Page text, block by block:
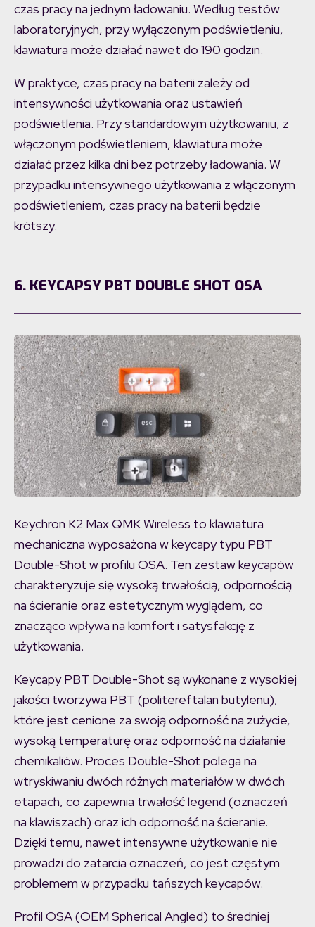
czas pracy na jednym ładowaniu. Według testów
laboratoryjnych, przy wyłączonym podświetleniu,
klawiatura może działać nawet do 190 godzin.
W praktyce, czas pracy na baterii zależy od
intensywności użytkowania oraz ustawień
podświetlenia. Przy standardowym użytkowaniu, z
włączonym podświetleniem, klawiatura może
działać przez kilka dni bez potrzeby ładowania. W
przypadku intensywnego użytkowania z włączonym
podświetleniem, czas pracy na baterii będzie
krótszy.
6. KEYCAPSY PBT DOUBLE SHOT OSA
Keychron K2 Max QMK Wireless to klawiatura
mechaniczna wyposażona w keycapy typu PBT
Double-Shot w profilu OSA. Ten zestaw keycapów
charakteryzuje się wysoką trwałością, odpornością
na ścieranie oraz estetycznym wyglądem, co
znacząco wpływa na komfort i satysfakcję z
użytkowania.
Keycapy PBT Double-Shot są wykonane z wysokiej
jakości tworzywa PBT (politereftalan butylenu),
które jest cenione za swoją odporność na zużycie,
wysoką temperaturę oraz odporność na działanie
chemikaliów. Proces Double-Shot polega na
wtryskiwaniu dwóch różnych materiałów w dwóch
etapach, co zapewnia trwałość legend (oznaczeń
na klawiszach) oraz ich odporność na ścieranie.
Dzięki temu, nawet intensywne użytkowanie nie
prowadzi do zatarcia oznaczeń, co jest częstym
problemem w przypadku tańszych keycapów.
Profil OSA (OEM Spherical Angled) to średniej